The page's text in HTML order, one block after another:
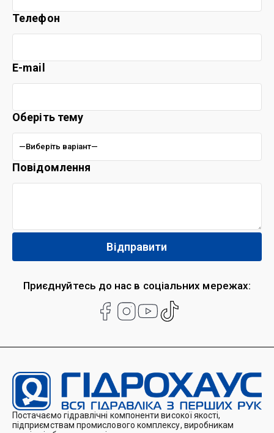
Приєднуйтесь до нас в соціальних мережах:
Телефон
E-mail
Оберіть тему
Повідомлення
Постачаємо гідравлічні компоненти високої якості,
підприємствам промислового комплексу, виробникам